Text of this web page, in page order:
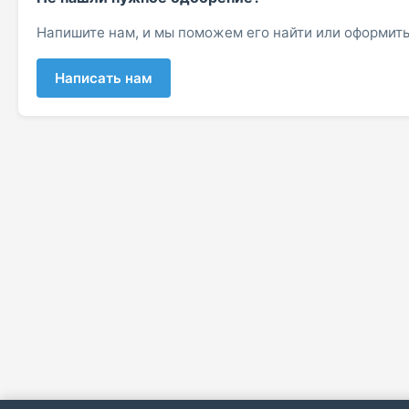
Напишите нам, и мы поможем его найти или
Написать нам